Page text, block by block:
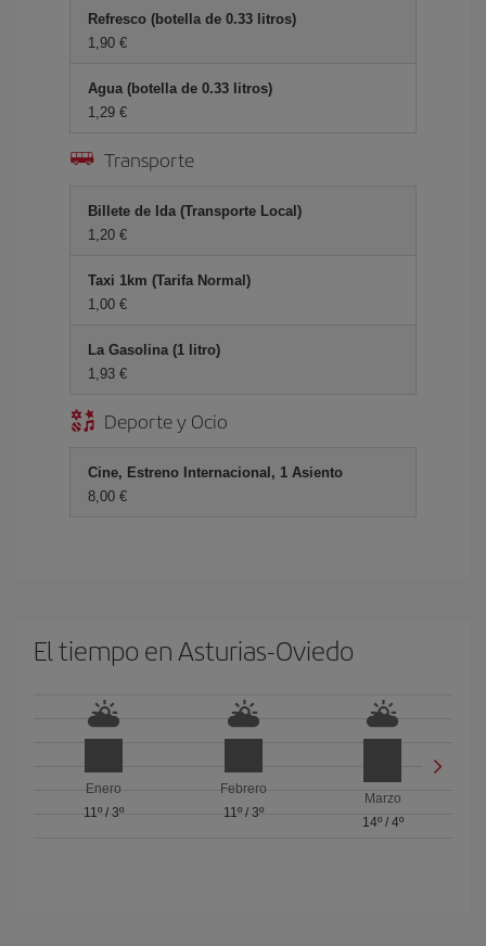
Refresco (botella de 0.33 litros)
1,90 €
Agua (botella de 0.33 litros)
1,29 €
Transporte
Billete de Ida (Transporte Local)
1,20 €
Taxi 1km (Tarifa Normal)
1,00 €
La Gasolina (1 litro)
1,93 €
Deporte y Ocio
Cine, Estreno Internacional, 1 Asiento
8,00 €
El tiempo en Asturias-Oviedo
Enero
11º/ 3º
Febrero
11º/ 3º
Marzo
14º/ 4º